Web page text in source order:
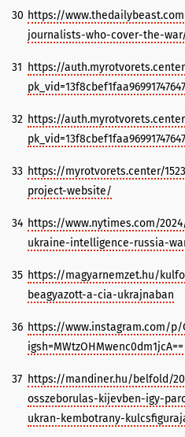
30 https://
journalists-who-cover-the-
31 https://
32 https://
33 https://myrotvorets.center/
project-website/
34 https://www.nytimes.com/
ukraine-intelligence-russia-
35 https://magyarnemzet.hu/
beagyazott-a-cia-ukrajnaban
36 https://www.instagram.com/p/
igsh=MWtzOHMwenc0dm1jcA==
37 https://mandiner.hu/belfold/
osszeborulas-kijevben-igy-
ukran-kembotrany-